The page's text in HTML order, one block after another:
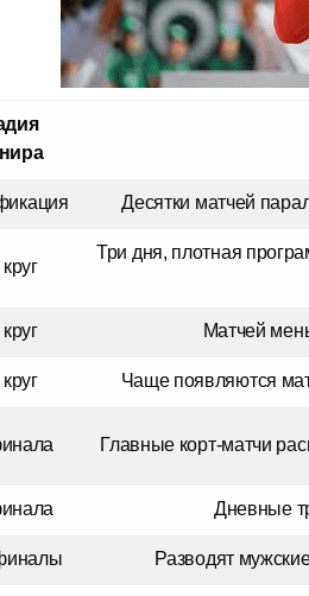
Десятки матчей
Три дня, плотная
Матчей
Чаще появляются
Главные корт-матчи
Дневные
Разводят